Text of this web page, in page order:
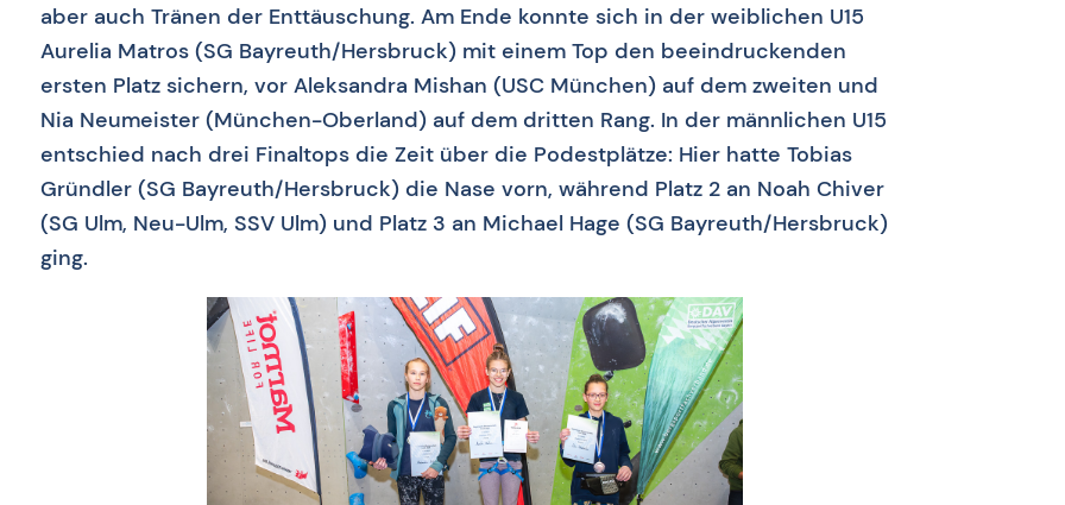
aber auch Tränen der Enttäuschung. Am Ende konnte sich in der weiblichen U15
Aurelia Matros (SG Bayreuth/Hersbruck) mit einem Top den beeindruckenden
ersten Platz sichern, vor Aleksandra Mishan (USC München) auf dem zweiten und
Nia Neumeister (München-Oberland) auf dem dritten Rang. In der männlichen U15
entschied nach drei Finaltops die Zeit über die Podestplätze: Hier hatte Tobias
Gründler (SG Bayreuth/Hersbruck) die Nase vorn, während Platz 2 an Noah Chiver
(SG Ulm, Neu-Ulm, SSV Ulm) und Platz 3 an Michael Hage (SG Bayreuth/Hersbruck)
ging.